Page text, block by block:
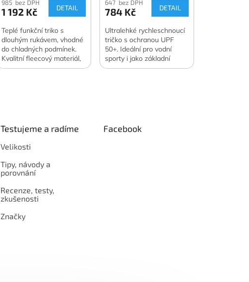
985 bez DPH
1 192 Kč DETAIL
Teplé funkční triko s
dlouhým rukávem, vhodné
do chladných podmínek.
Kvalitní fleecový materiál,
výborné užitkové
647 bez DPH
784 Kč DETAIL
Ultralehké rychleschnoucí
tričko s ochranou UPF
50+. Ideální pro vodní
sporty i jako základní
vrstva.
Testujeme a radíme
Velikosti
Tipy, návody a
porovnání
Recenze, testy,
zkušenosti
Značky
Facebook